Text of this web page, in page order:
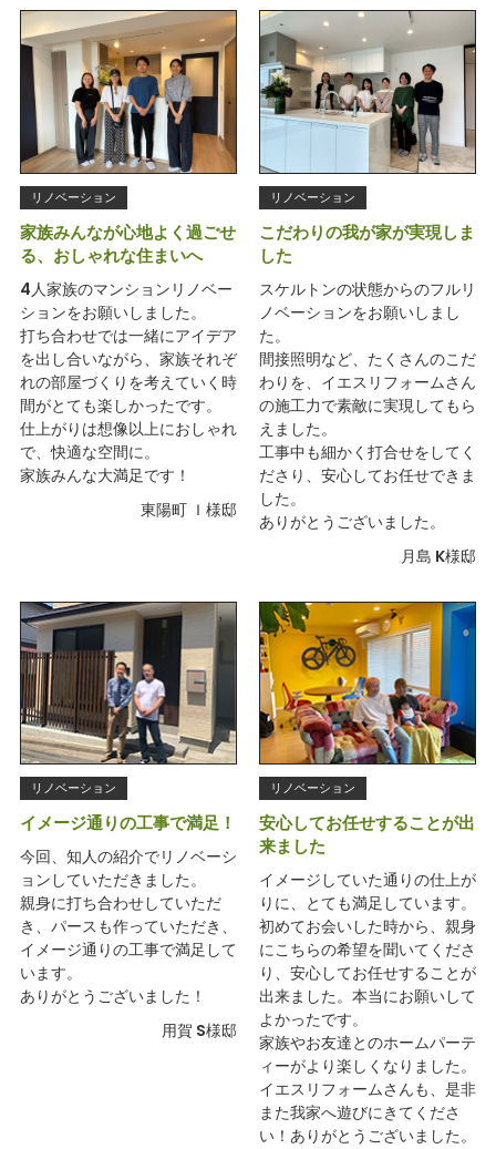
リノベーション
家族みんなが心地よく過ごせ
る、おしゃれな住まいへ
4人家族のマンションリノベー
ションをお願いしました。
打ち合わせでは一緒にアイデア
を出し合いながら、家族それぞ
れの部屋づくりを考えていく時
間がとても楽しかったです。
仕上がりは想像以上におしゃれ
で、快適な空間に。
家族みんな大満足です！
東陽町 Ｉ様邸
リノベーション
こだわりの我が家が実現しま
した
スケルトンの状態からのフルリ
ノベーションをお願いしまし
た。
間接照明など、たくさんのこだ
わりを、イエスリフォームさん
の施工力で素敵に実現してもら
えました。
工事中も細かく打合せをしてく
ださり、安心してお任せできま
した。
ありがとうございました。
月島 K様邸
リノベーション
イメージ通りの工事で満足！
今回、知人の紹介でリノベーシ
ョンしていただきました。
親身に打ち合わせしていただ
き、パースも作っていただき、
イメージ通りの工事で満足して
います。
ありがとうございました！
用賀 S様邸
リノベーション
安心してお任せすることが出
来ました
イメージしていた通りの仕上が
りに、とても満足しています。
初めてお会いした時から、親身
にこちらの希望を聞いてくださ
り、安心してお任せすることが
出来ました。本当にお願いして
よかったです。
家族やお友達とのホームパーテ
ィーがより楽しくなりました。
イエスリフォームさんも、是非
また我家へ遊びにきてくださ
い！ありがとうございました。